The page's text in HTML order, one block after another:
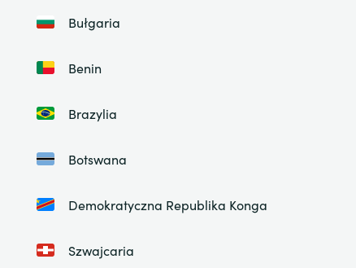
Bułgaria
Benin
Brazylia
Botswana
Demokratyczna Republika Konga
Szwajcaria